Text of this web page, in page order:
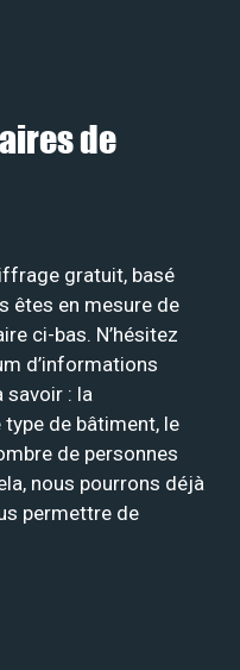
de
gratuit, basé
êtes en mesure de
ci-bas. N’hésitez
d’informations
savoir : la
de bâtiment, le
de personnes
nous pourrons déjà
permettre de